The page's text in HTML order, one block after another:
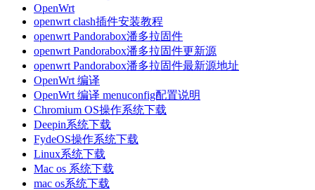
OpenWrt
openwrt clash插件安装教程
openwrt Pandorabox潘多拉固件
openwrt Pandorabox潘多拉固件更新源
openwrt Pandorabox潘多拉固件最新源地址
OpenWrt 编译
OpenWrt 编译 menuconfig配置说明
Chromium OS操作系统下载
Deepin系统下载
FydeOS操作系统下载
Linux系统下载
Mac os 系统下载
mac os系统下载